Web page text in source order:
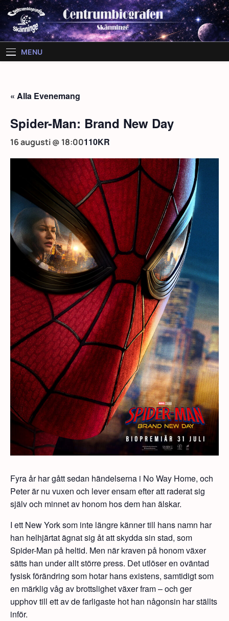
Skip
to
content
MENU
« Alla Evenemang
Spider-Man: Brand New Day
16 augusti @ 18:00110KR
Fyra år har gått sedan händelserna i No Way Home, och
Peter är nu vuxen och lever ensam efter att raderat sig
själv och minnet av honom hos dem han älskar.
I ett New York som inte längre känner till hans namn har
han helhjärtat ägnat sig åt att skydda sin stad, som
Spider-Man på heltid. Men när kraven på honom växer
sätts han under allt större press. Det utlöser en oväntad
fysisk förändring som hotar hans existens, samtidigt som
en märklig våg av brottslighet växer fram – och ger
upphov till ett av de farligaste hot han någonsin har ställts
inför.